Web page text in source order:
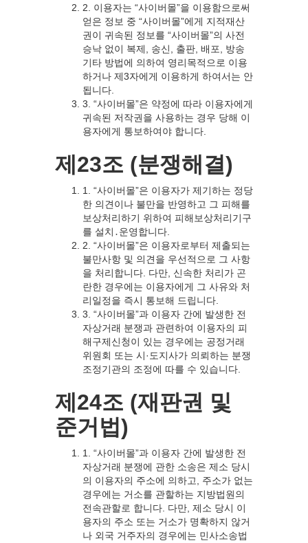
2. 이용자는 “사이버몰”을 이용함으로써
얻은 정보 중 “사이버몰”에게 지적재산
권이 귀속된 정보를 “사이버몰”의 사전
승낙 없이 복제, 송신, 출판, 배포, 방송
기타 방법에 의하여 영리목적으로 이용
하거나 제3자에게 이용하게 하여서는 안
됩니다.
3. “사이버몰”은 약정에 따라 이용자에게
귀속된 저작권을 사용하는 경우 당해 이
용자에게 통보하여야 합니다.
제23조 (분쟁해결)
1. “사이버몰”은 이용자가 제기하는 정당
한 의견이나 불만을 반영하고 그 피해를
보상처리하기 위하여 피해보상처리기구
를 설치․운영합니다.
2. “사이버몰”은 이용자로부터 제출되는
불만사항 및 의견을 우선적으로 그 사항
을 처리합니다. 다만, 신속한 처리가 곤
란한 경우에는 이용자에게 그 사유와 처
리일정을 즉시 통보해 드립니다.
3. “사이버몰”과 이용자 간에 발생한 전
자상거래 분쟁과 관련하여 이용자의 피
해구제신청이 있는 경우에는 공정거래
위원회 또는 시·도지사가 의뢰하는 분쟁
조정기관의 조정에 따를 수 있습니다.
제24조 (재판권 및
준거법)
1. “사이버몰”과 이용자 간에 발생한 전
자상거래 분쟁에 관한 소송은 제소 당시
의 이용자의 주소에 의하고, 주소가 없는
경우에는 거소를 관할하는 지방법원의
전속관할로 합니다. 다만, 제소 당시 이
용자의 주소 또는 거소가 명확하지 않거
나 외국 거주자의 경우에는 민사소송법